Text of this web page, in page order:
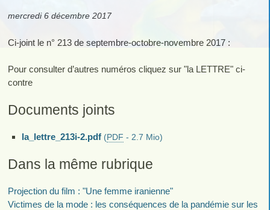
mercredi 6 décembre 2017
Ci-joint le n° 213 de septembre-octobre-novembre 2017 :
Pour consulter d’autres numéros cliquez sur "la LETTRE" ci-
contre
Documents joints
la_lettre_213i-2.pdf (PDF - 2.7 Mio)
Dans la même rubrique
Projection du film : "Une femme iranienne"
Victimes de la mode : les conséquences de la pandémie sur les